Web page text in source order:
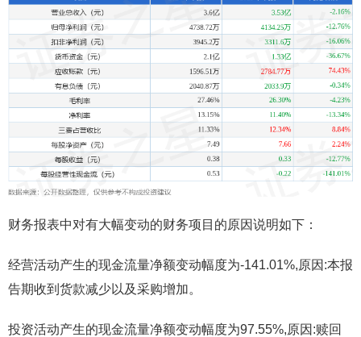
财务报表中对有大幅变动的财务项目的原因说明如下：
经营活动产生的现金流量净额变动幅度为-141.01%,原因:本报
告期收到货款减少以及采购增加。
投资活动产生的现金流量净额变动幅度为97.55%,原因:赎回